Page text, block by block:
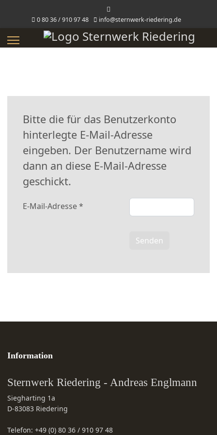
0 80 36 / 910 97 48 info@sternwerk-riedering.de
Bitte die für das Benutzerkonto
hinterlegte E-Mail-Adresse
eingeben. Der Benutzername wird
dann an diese E-Mail-Adresse
geschickt.
E-Mail-Adresse*
Senden
Information
Sternwerk Riedering - Andreas Englmann
Siegharting 1a
D-83083 Riedering
Telefon: +49 (0) 80 36 / 910 97 48